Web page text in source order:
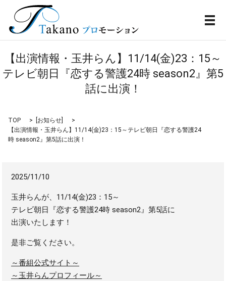
メ
【出演情報・玉井らん】11/14(金)23：15～
テレビ朝日『恋する警護24時 season2』第5
話に出演！
TOP お知らせ
【出演情報・玉井らん】11/14(金)23：15～テレビ朝日『恋する警護24
時 season2』第5話に出演！
2025/11/10
玉井らんが、11/14(金)23：15～
テレビ朝日『恋する警護24時 season2』第5話に
出演いたします！
是非ご覧ください。
～番組公式サイト～
～玉井らんプロフィール～